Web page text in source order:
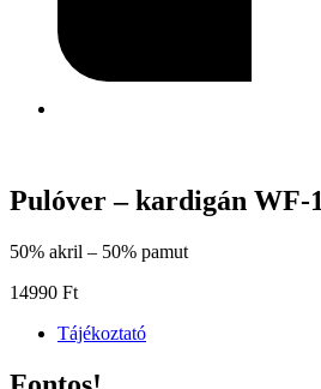
Pulóver – kardigán WF-
50% akril – 50% pamut
14990 Ft
Tájékoztató